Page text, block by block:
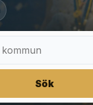
Sök